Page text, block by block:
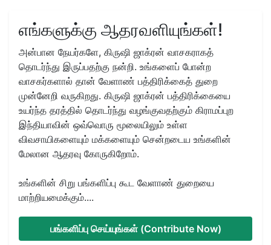
எங்களுக்கு ஆதரவளியுங்கள்!
அன்பான நேயர்களே, கிருஷி ஜாக்ரன் வாசகராகத்
தொடர்ந்து இருப்பதற்கு நன்றி. உங்களைப் போன்ற
வாசகர்களால் தான் வேளாண் பத்திரிக்கைத் துறை
முன்னேறி வருகிறது. கிருஷி ஜாக்ரன் பத்திரிக்கையை
உயர்ந்த தரத்தில் தொடர்ந்து வழங்குவதற்கும் கிராமப்புற
இந்தியாவின் ஒவ்வொரு மூலையிலும் உள்ள
விவசாயிகளையும் மக்களையும் சென்றடைய உங்களின்
மேலான ஆதரவு கோருகிறோம்.
உங்களின் சிறு பங்களிப்பு கூட வேளாண் துறையை
மாற்றியமைக்கும்....
பங்களிப்பு செய்யுங்கள் (Contribute Now)